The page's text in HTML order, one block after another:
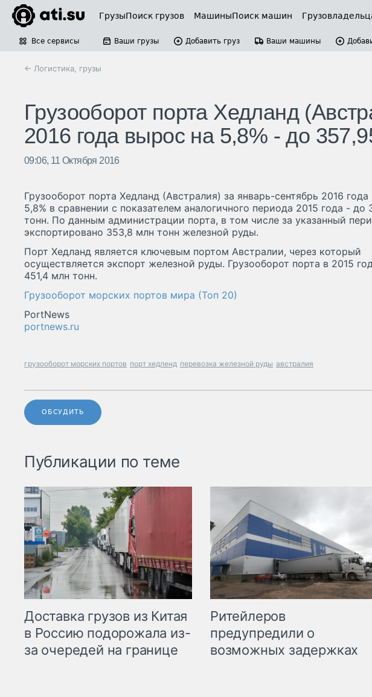
ГрузыПоиск грузов МашиныПоиск машин
Все сервисы Ваши грузы Добавить груз Ваши машины
← Логистика, грузы
Грузооборот порта Хедланд
2016 года вырос на 5,8% - до
09:06, 11 Октября 2016
Грузооборот порта Хедланд (Австралия) за январь-сентябрь 2016
5,8% в сравнении с показателем аналогичного периода 2015 года - до
тонн. По данным администрации порта, в том числе за указанный
экспортировано 353,8 млн тонн железной руды.
Порт Хедланд является ключевым портом Австралии, через который
осуществляется экспорт железной руды. Грузооборот порта в 2015
451,4 млн тонн.
Грузооборот морских портов мира (Топ 20)
PortNews
portnews.ru
грузооборот морских портов порт хедленд перевозка железной руды австралия
ОБСУДИТЬ
Публикации по теме
Доставка грузов из Китая
в Россию подорожала из-
за очередей на границе
Ритейлеров
предупредили о
возможных задержках